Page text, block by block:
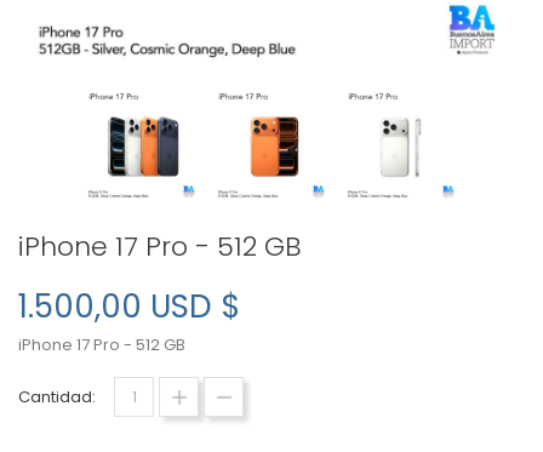
iPhone 17 Pro - 512 GB
1.500,00 USD $
iPhone 17 Pro - 512 GB
Cantidad: